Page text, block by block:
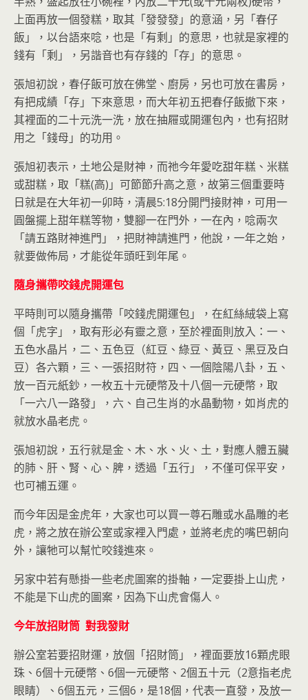
上面再放一個發糕，取其「發發發」的意涵，另「春仔
飯」，以台語來唸，也是「有剩」的意思，也就是家裡的
錢有「剩」，另諧音也有存錢的「存」的意思。
張旭初說，春仔飯可放在佛堂、廚房，另也可放在書房，
有把成績「存」下來意思，而大年初五把春仔飯撤下來，
其裡面的二十元洗一洗，放在抽屜或開運包內，也有招財
用之「錢母」的功用。
張旭初表示，土地公是財神，而祂今年愛吃甜年糕、米糕
或甜糕，取「糕(高)」可節節升高之意，故第三個重要時
日就是在大年初一卯時，清晨5:18分開門接財神，可用一
圓盤擺上甜年糕等物，雙腳一在門外，一在內，唸兩次
「請五路財神進門」，把財神請進門，他說，一年之始，
就要做佈局，才能從年頭旺到年尾。
隨身攜帶咬錢虎開運包
平時則可以隨身攜帶「咬錢虎開運包」，在紅絲絨袋上寫
個「虎字」，取有形必有靈之意，至於裡面則放入：一、
五色水晶片，二、五色豆（紅豆、綠豆、黃豆、黑豆及白
豆）各六顆，三、一張招財符，四、一個陰陽八卦，五、
放一百元紙鈔，一枚五十元硬幣及十八個一元硬幣，取
「一六八一路發」，六、自己生肖的水晶動物，如肖虎的
就放水晶老虎。
張旭初說，五行就是金、木、水、火、土，對應人體五臟
的肺、肝、腎、心、脾，透過「五行」，不僅可保平安，
也可補五運。
而今年因是金虎年，大家也可以買一尊石雕或水晶雕的老
虎，將之放在辦公室或家裡入門處，並將老虎的嘴巴朝向
外，讓牠可以幫忙咬錢進來。
另家中若有懸掛一些老虎圖案的掛軸，一定要掛上山虎，
不能是下山虎的圖案，因為下山虎會傷人。
今年放招財筒 對我發財
辦公室若要招財運，放個「招財筒」，裡面要放16顆虎眼
珠、6個十元硬幣、6個一元硬幣、2個五十元（2意指老虎
眼睛）、6個五元，三個6，是18個，代表一直發，及放一